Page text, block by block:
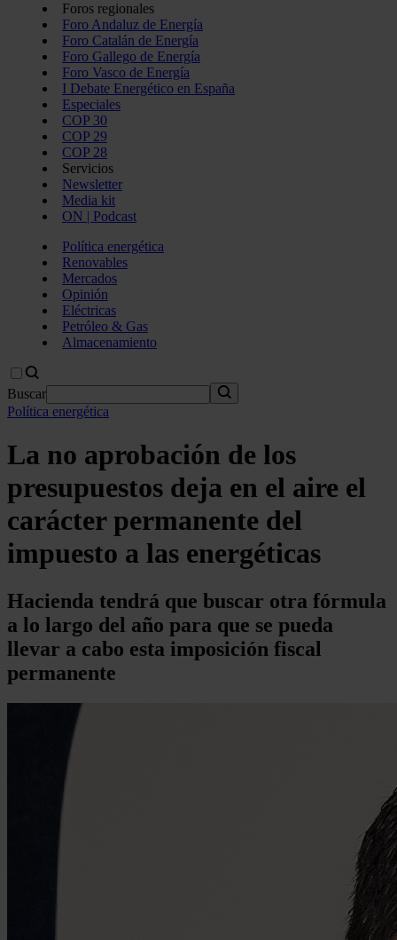
Foros regionales
Foro Andaluz de Energía
Foro Catalán de Energía
Foro Gallego de Energía
Foro Vasco de Energía
I Debate Energético en España
Especiales
COP 30
COP 29
COP 28
Servicios
Newsletter
Media kit
ON | Podcast
Política energética
Renovables
Mercados
Opinión
Eléctricas
Petróleo & Gas
Almacenamiento
Buscar
Política energética
La no aprobación de los
presupuestos deja en el aire el
carácter permanente del
impuesto a las energéticas
Hacienda tendrá que buscar otra fórmula
a lo largo del año para que se pueda
llevar a cabo esta imposición fiscal
permanente